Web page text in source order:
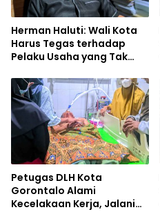
Herman Haluti: Wali Kota
Harus Tegas terhadap
Pelaku Usaha yang Tak
Petugas DLH Kota
Gorontalo Alami
Kecelakaan Kerja, Jalani